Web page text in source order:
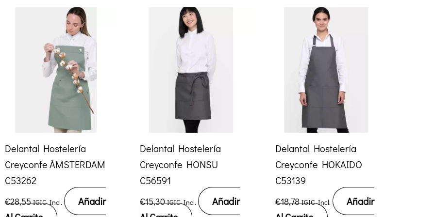
Delantal Hostelería
Creyconfe ÁMSTERDAM
C53262
€28,55 IGIC Incl.
Añadir
Delantal Hostelería
Creyconfe HONSU
C56591
€15,30 IGIC Incl.
Añadir
Delantal Hostelería
Creyconfe HOKAIDO
C53139
€18,78 IGIC Incl.
Añadir